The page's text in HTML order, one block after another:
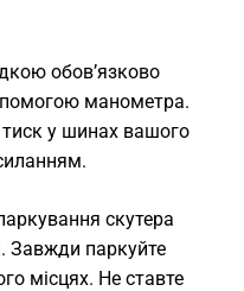
обов’язково
манометра.
у шинах вашого
скутера
Завжди паркуйте
місцях. Не ставте